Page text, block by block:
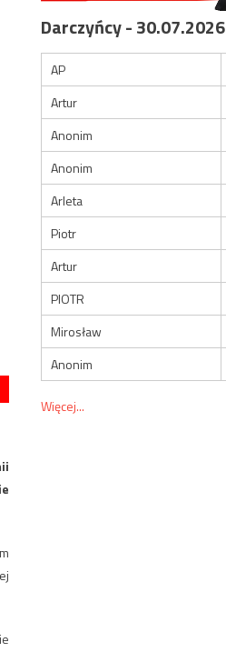
Darczyńcy - 30.07.2026
AP
Artur
Anonim
Anonim
Arleta
Piotr
Artur
PIOTR
Mirosław
Anonim
Więcej...